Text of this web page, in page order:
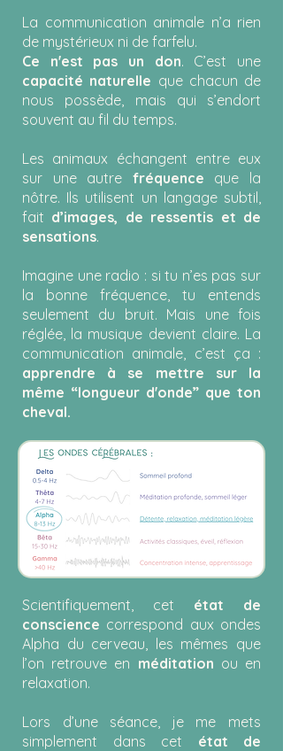
La communication animale n’a rien
de mystérieux ni de farfelu.
Ce n'est pas un don. C’est une
capacité naturelle que chacun de
nous possède, mais qui s’endort
souvent au fil du temps.
Les animaux échangent entre eux
sur une autre fréquence que la
nôtre. Ils utilisent un langage subtil,
fait d’images, de ressentis et de
sensations.
Imagine une radio : si tu n’es pas sur
la bonne fréquence, tu entends
seulement du bruit. Mais une fois
réglée, la musique devient claire. La
communication animale, c’est ça :
apprendre à se mettre sur la
même “longueur d'onde” que ton
cheval.
Scientifiquement, cet état de
conscience correspond aux ondes
Alpha du cerveau, les mêmes que
l’on retrouve en méditation ou en
relaxation.
Lors d’une séance, je me mets
simplement dans cet état de